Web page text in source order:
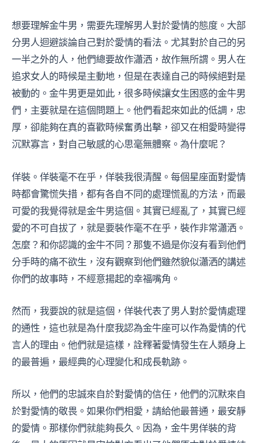
想要理解金牛男，需要先理解男人對於愛情的態度。大部
分男人迴避談論自己對於愛情的看法。尤其對於自己的另
一半之外的人，他們總要故作瀟洒，故作無所謂。男人在
追求女人的時候是主動地，但是在表達自己的時候絕對是
被動的。金牛男更是如此，很多時候讓女生困惑的金牛男
們，主要就是在這個問題上。他們看起來如此的低調，忠
厚，卻能夠在真的喜歡時候奮勇出擊，卻又在相愛時變得
沉默寡言，對自己敏感的心思毫無體察。為什麼呢？
佯裝。佯裝毫不在乎，佯裝我很清醒。每個星座面對愛情
時都會驚慌失措，都有各自不同的處理慌亂的方法，而最
可愛的我覺得就是金牛男這個。其實已經亂了，其實已經
愛的不可自拔了，就是要裝作毫不在乎，裝作非常瀟洒。
怎麼？和你認識的金牛不同？那隻不過是你沒有看到他們
分手時的痛不欲生，沒有觀察到他們雖然貌似瀟洒的講述
你們的故事時，不經意揚起的幸福嘴角。
然而，我要說的就是這個，佯裝代表了男人對於愛情處理
的通性，這也就是為什麼我認為金牛座可以作為愛情的代
言人的理由。他們就是這樣，詮釋著愛情發生在人類身上
的最普遍，最經典的心理變化和成長軌跡。
所以，他們的忠誠來自於對愛情的信任，他們的沉默來自
於對愛情的敬畏。如果你們相愛，請給他最普通，最安靜
的愛情。那樣你們就能夠長久。因為，金牛男佯裝的背